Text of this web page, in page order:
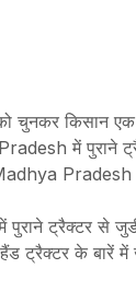
किसान एक
में पुराने
ट्रैक्टर से
के बारें